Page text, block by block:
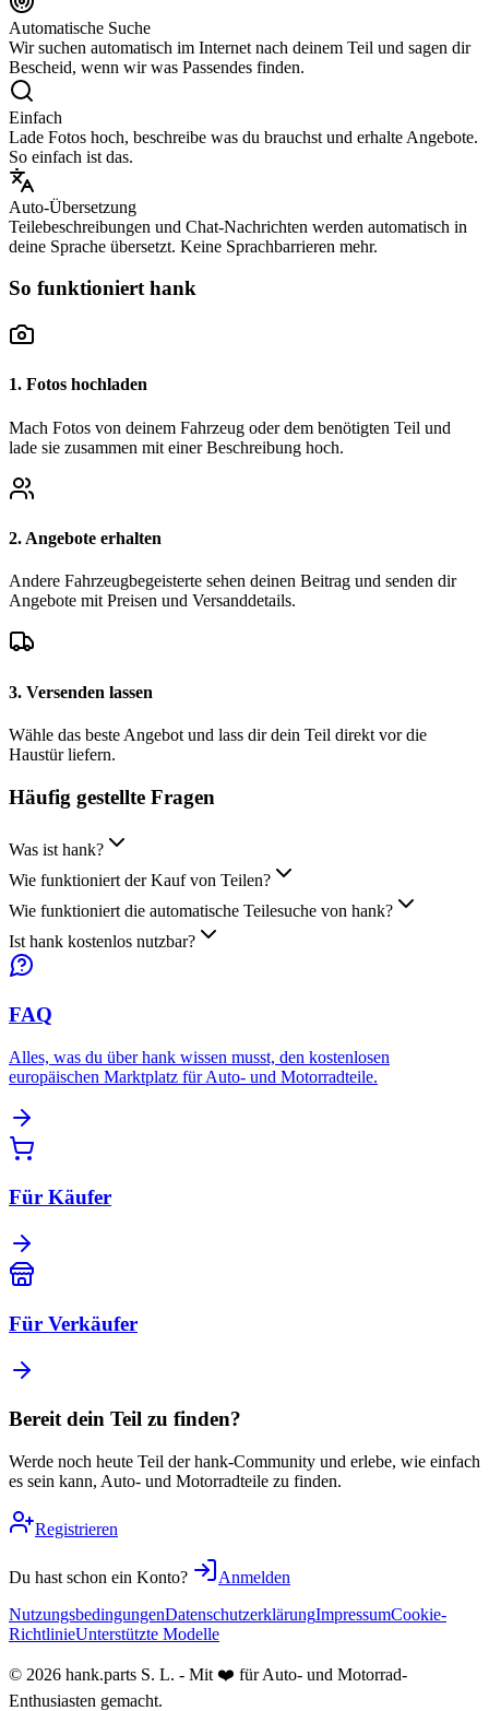
Automatische Suche
Wir suchen automatisch im Internet nach deinem Teil und sagen dir
Bescheid, wenn wir was Passendes finden.
Einfach
Lade Fotos hoch, beschreibe was du brauchst und erhalte Angebote.
So einfach ist das.
Auto-Übersetzung
Teilebeschreibungen und Chat-Nachrichten werden automatisch in
deine Sprache übersetzt. Keine Sprachbarrieren mehr.
So funktioniert hank
1. Fotos hochladen
Mach Fotos von deinem Fahrzeug oder dem benötigten Teil und
lade sie zusammen mit einer Beschreibung hoch.
2. Angebote erhalten
Andere Fahrzeugbegeisterte sehen deinen Beitrag und senden dir
Angebote mit Preisen und Versanddetails.
3. Versenden lassen
Wähle das beste Angebot und lass dir dein Teil direkt vor die
Haustür liefern.
Häufig gestellte Fragen
Was ist hank?
Wie funktioniert der Kauf von Teilen?
Wie funktioniert die automatische Teilesuche von hank?
Ist hank kostenlos nutzbar?
FAQ
Alles, was du über hank wissen musst, den kostenlosen
europäischen Marktplatz für Auto- und Motorradteile.
Für Käufer
Für Verkäufer
Bereit dein Teil zu finden?
Werde noch heute Teil der hank-Community und erlebe, wie einfach
es sein kann, Auto- und Motorradteile zu finden.
Registrieren
Du hast schon ein Konto?
Anmelden
NutzungsbedingungenDatenschutzerklärungImpressumCookie-
RichtlinieUnterstützte Modelle
© 2026 hank.parts S. L. - Mit ❤️ für Auto- und Motorrad-
Enthusiasten gemacht.